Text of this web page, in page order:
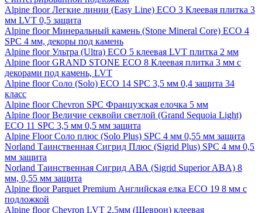
Alpine floor Легкие линии (Easy Line) ECO 3 Клеевая плитка 3
мм LVT 0,5 защита
Alpine floor Минеральный камень (Stone Mineral Core) ECO 4
SPC 4 мм, декоры под камень
Alpine floor Ультра (Ultra) ECO 5 клеевая LVT плитка 2 мм
Alpine floor GRAND STONE ECO 8 Клеевая плитка 3 мм с
декорами под камень, LVT
Alpine floor Соло (Solo) ECO 14 SPC 3,5 мм 0,4 защита 34
класс
Alpine floor Chevron SPC Французская елочка 5 мм
Alpine floor Величие секвойи светлой (Grand Sequoia Light)
ECO 11 SPC 3,5 мм 0,5 мм защита
Alpine Floor Соло плюс (Solo Plus) SPC 4 мм 0,55 мм защита
Norland Таинственная Сигрид Плюс (Sigrid Plus) SPC 4 мм 0,5
мм защита
Norland Таинственная Сигрид АВА (Sigrid Superior ABA) 8
мм, 0,55 мм защита
Alpine floor Parquet Premium Английская елка ECO 19 8 мм с
подложкой
Alpine floor Chevron LVT 2.5мм (Шеврон) клеевая